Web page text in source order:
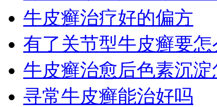
牛皮癣治疗好的偏方
有了关节型牛皮癣要怎
牛皮癣治愈后色素沉
寻常牛皮癣能治好吗